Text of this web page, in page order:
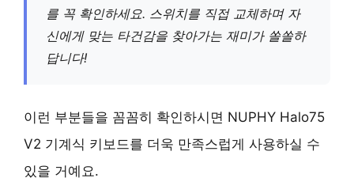
를 꼭 확인하세요. 스위치를 직접 교체하며 자
신에게 맞는 타건감을 찾아가는 재미가 쏠쏠하
답니다!
이런 부분들을 꼼꼼히 확인하시면 NUPHY Halo75
V2 기계식 키보드를 더욱 만족스럽게 사용하실 수
있을 거예요.